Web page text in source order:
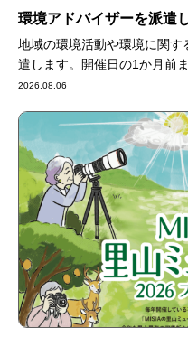
環境アドバイザーを派遣
地域の環境活動や環境に関
遣します。開催日の1か月前
2026.08.06